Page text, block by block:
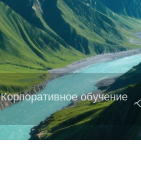
Корпоративное обучение
Трудолюбивый, честный, честный, честный,
скромный, осторожный, добросовестный,
добросовестный и утонченный